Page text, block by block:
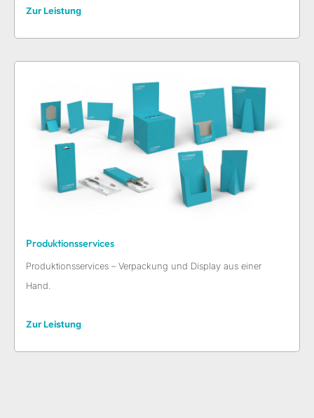
Zur Leistung
Produktionsservices
Produktionsservices – Verpackung und Display aus einer
Hand.
Zur Leistung